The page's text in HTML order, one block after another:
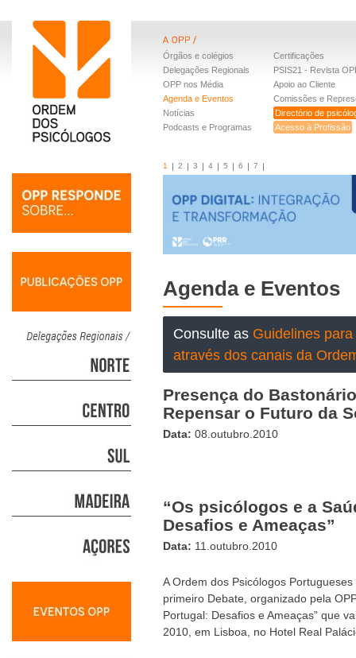
Órgãos e colégios
Delegações Regionais
OPP nos Média
Agenda e Eventos
Notícias
Podcasts e Programas
Certificações
PSIS21 - Revista
Apoio ao Cliente
Comissões e
Directório de
Acesso à Profissão
1 2 3 4 5 6 7
Agenda e Eventos
Consulte as Guidelines
através dos canais da
Presença do
Repensar o Futuro da
Data: 08.outubro.2010
“Os psicólogos e a
Desafios e Ameaças”
Data: 11.outubro.2010
A Ordem dos Psicólogos
primeiro Debate, organizado pela
Portugal: Desafios e Ameaças” que
2010, em Lisboa, no Hotel Real